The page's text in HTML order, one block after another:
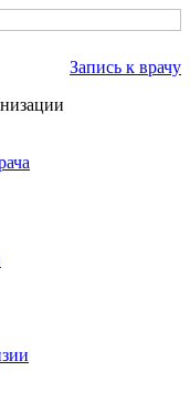
Запись к врачу